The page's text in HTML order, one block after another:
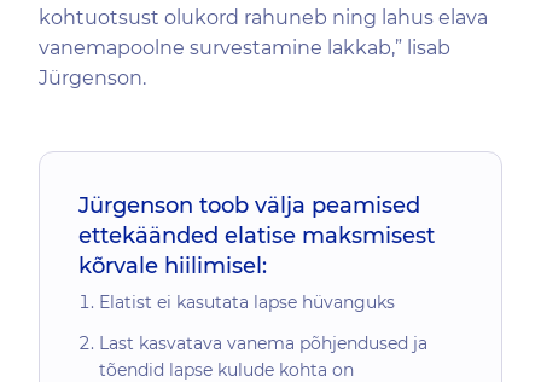
kohtuotsust olukord rahuneb ning lahus elava
vanemapoolne survestamine lakkab,” lisab
Jürgenson.
Jürgenson toob välja peamised
ettekäänded elatise maksmisest
kõrvale hiilimisel:
Elatist ei kasutata lapse hüvanguks
Last kasvatava vanema põhjendused ja
tõendid lapse kulude kohta on